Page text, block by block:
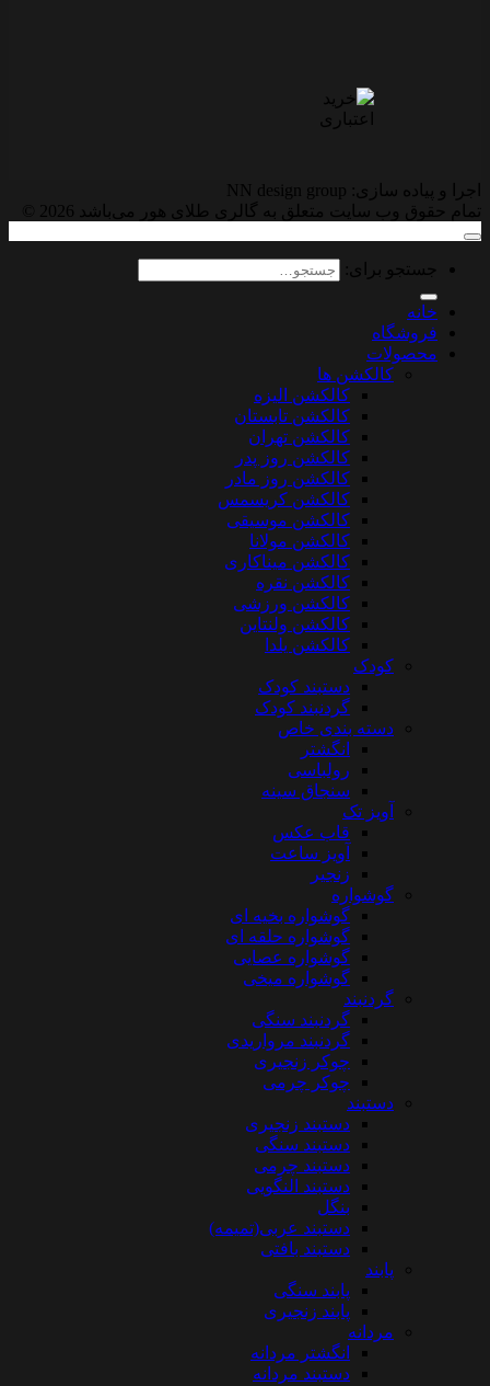
اجرا و پیاده سازی: NN design group
تمام حقوق وب سایت متعلق به گالری طلای هور می‌باشد 2026 ©
جستجو برای:
خانه
فروشگاه
محصولات
کالکشن ها
کالکشن الیزه
کالکشن تابستان
کالکشن تهران
کالکشن روز پدر
کالکشن روز مادر
کالکشن کریسمس
کالکشن موسیقی
کالکشن مولانا
کالکشن میناکاری
کالکشن نقره
کالکشن ورزشی
کالکشن ولنتاین
کالکشن یلدا
کودک
دستبند کودک
گردنبند کودک
دسته بندی خاص
انگشتر
رولباسی
سنجاق سینه
آویز تک
قاب عکس
آویز ساعت
زنجیر
گوشواره
گوشواره بخیه ای
گوشواره حلقه ای
گوشواره عصایی
گوشواره میخی
گردنبند
گردنبند سنگی
گردنبند مرواریدی
چوکر زنجیری
چوکر چرمی
دستبند
دستبند زنجیری
دستبند سنگی
دستبند چرمی
دستبند النگویی
بنگل
دستبند عربی(تمیمه)
دستبند بافتی
پابند
پابند سنگی
پابند زنجیری
مردانه
انگشتر مردانه
دستبند مردانه